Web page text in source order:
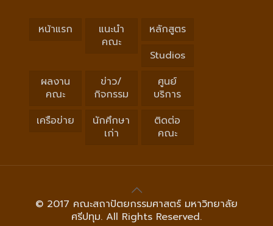
หน้าแรก
แนะนำ
คณะ
หลักสูตร
Studios
ผลงาน
คณะ
ข่าว/
กิจกรรม
ศูนย์
บริการ
เครือข่าย
นักศึกษา
เก่า
ติดต่อ
คณะ
© 2017 คณะสถาปัตยกรรมศาสตร์ มหาวิทยาลัย
ศรีปทุม. All Rights Reserved.